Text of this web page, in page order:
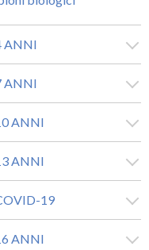
ANNI
ANNI
ANNI
ANNI
19
ANNI